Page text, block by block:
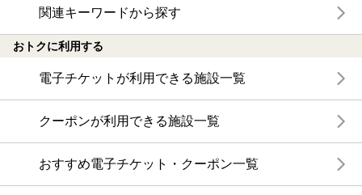
関連キーワードから探す
おトクに利用する
電子チケットが利用できる施設一覧
クーポンが利用できる施設一覧
おすすめ電子チケット・クーポン一覧